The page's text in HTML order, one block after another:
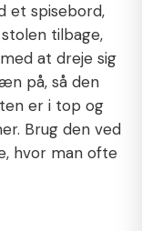
et spisebord,
tilbage,
at dreje sig
på, så den
er i top og
Brug den ved
hvor man ofte